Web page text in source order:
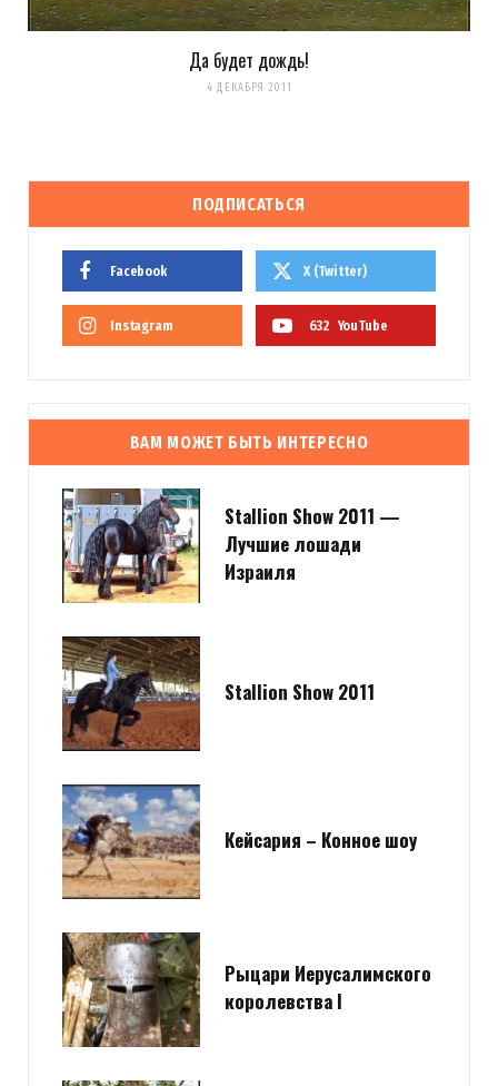
Да будет дождь!
4 ДЕКАБРЯ 2011
ПОДПИСАТЬСЯ
Facebook X (Twitter)
Instagram 632 YouTube
ВАМ МОЖЕТ БЫТЬ ИНТЕРЕСНО
Stallion Show 2011 —
Лучшие лошади
Израиля
Stallion Show 2011
Кейсария – Конное шоу
Рыцари Иерусалимского
королевства I